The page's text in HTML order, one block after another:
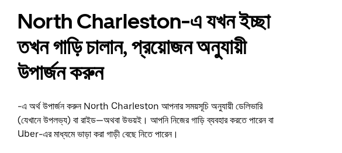
North Charleston-এ যখন ইচ্ছা
তখন গাড়ি চালান, প্রয়োজন অনুযায়ী
উপার্জন করুন
-এ অর্থ উপার্জন করুন North Charleston আপনার সময়সূচি অনুযায়ী ডেলিভারি
(যেখানে উপলভ্য) বা রাইড—অথবা উভয়ই। আপনি নিজের গাড়ি ব্যবহার করতে পারেন বা
Uber-এর মাধ্যমে ভাড়া করা গাড়ী বেছে নিতে পারেন।